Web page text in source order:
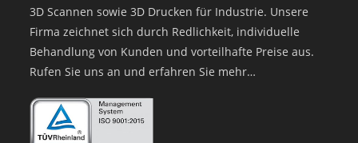
3D Scannen sowie 3D Drucken für Industrie. Unsere
Firma zeichnet sich durch Redlichkeit, individuelle
Behandlung von Kunden und vorteilhafte Preise aus.
Rufen Sie uns an und erfahren Sie mehr…